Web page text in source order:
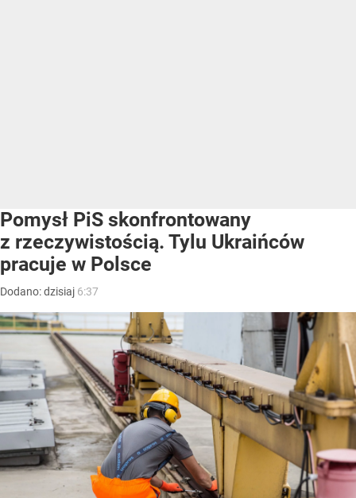
Pomysł PiS skonfrontowany
z rzeczywistością. Tylu Ukraińców
pracuje w Polsce
Dodano:dzisiaj 6:37